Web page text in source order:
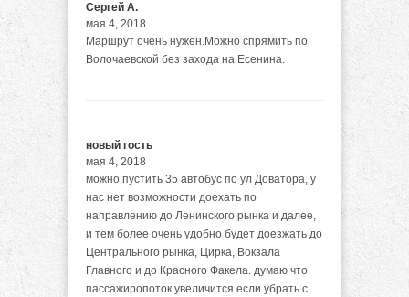
Сергей А.
мая 4, 2018
Маршрут очень нужен.Можно спрямить по
Волочаевской без захода на Есенина.
новый гость
мая 4, 2018
можно пустить 35 автобус по ул Доватора, у
нас нет возможности доехать по
направлению до Ленинского рынка и далее,
и тем более очень удобно будет доезжать до
Центрального рынка, Цирка, Вокзала
Главного и до Красного Факела. думаю что
пассажиропоток увеличится если убрать с